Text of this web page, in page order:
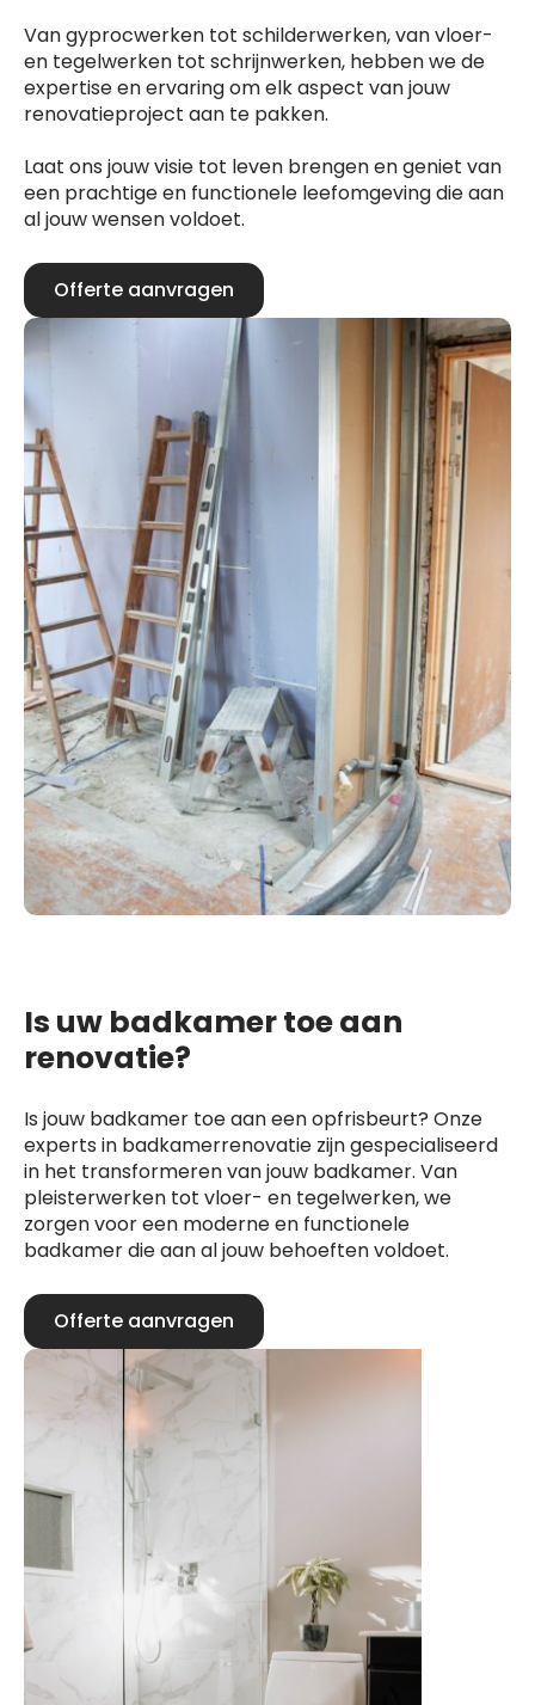
Van gyprocwerken tot schilderwerken, van vloer-
en tegelwerken tot schrijnwerken, hebben we de
expertise en ervaring om elk aspect van jouw
renovatieproject aan te pakken.
Laat ons jouw visie tot leven brengen en geniet van
een prachtige en functionele leefomgeving die aan
al jouw wensen voldoet.
Offerte aanvragen
Is uw badkamer toe aan
renovatie?
Is jouw badkamer toe aan een opfrisbeurt? Onze
experts in badkamerrenovatie zijn gespecialiseerd
in het transformeren van jouw badkamer. Van
pleisterwerken tot vloer- en tegelwerken, we
zorgen voor een moderne en functionele
badkamer die aan al jouw behoeften voldoet.
Offerte aanvragen